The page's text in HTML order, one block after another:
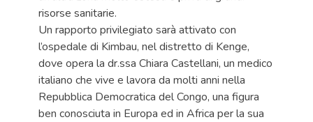
risorse sanitarie.
Un rapporto privilegiato sarà attivato con
l’ospedale di Kimbau, nel distretto di Kenge,
dove opera la dr.ssa Chiara Castellani, un medico
italiano che vive e lavora da molti anni nella
Repubblica Democratica del Congo, una figura
ben conosciuta in Europa ed in Africa per la sua